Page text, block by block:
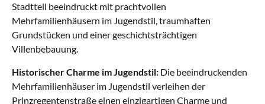
Stadtteil beeindruckt mit prachtvollen
Mehrfamilienhäusern im Jugendstil, traumhaften
Grundstücken und einer geschichtsträchtigen
Villenbebauung.
Historischer Charme im Jugendstil: Die beeindruckenden
Mehrfamilienhäuser im Jugendstil verleihen der
Prinzregentenstraße einen einzigartigen Charme und